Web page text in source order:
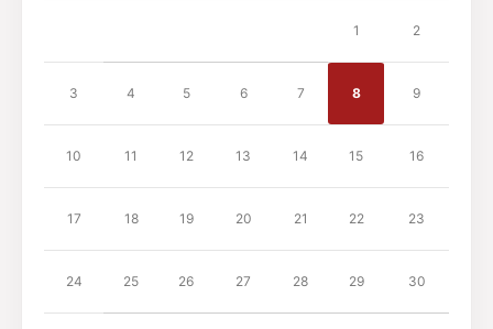
1 2
3 4 5 6 7 8 9
10 11 12 13 14 15 16
17 18 19 20 21 22 23
24 25 26 27 28 29 30